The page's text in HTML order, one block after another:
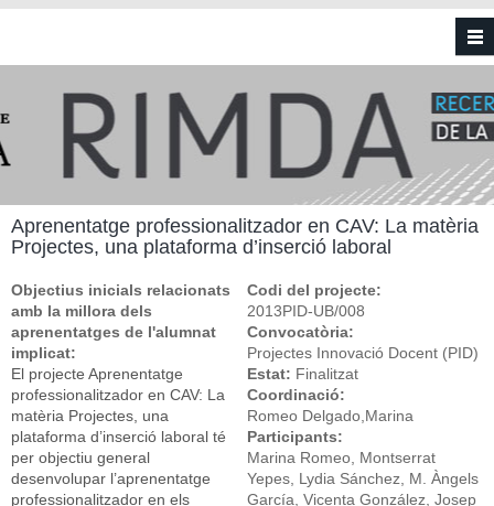
Vés al contingut
Aprenentatge professionalitzador en CAV: La matèria
Projectes, una plataforma d’inserció laboral
Objectius inicials relacionats
amb la millora dels
aprenentatges de l'alumnat
implicat:
El projecte Aprenentatge
professionalitzador en CAV: La
matèria Projectes, una
plataforma d’inserció laboral té
per objectiu general
desenvolupar l’aprenentatge
professionalitzador en els
Codi del projecte:
2013PID-UB/008
Convocatòria:
Projectes Innovació Docent (PID)
Estat: Finalitzat
Coordinació:
Romeo Delgado,Marina
Participants:
Marina Romeo, Montserrat
Yepes, Lydia Sánchez, M. Àngels
García, Vicenta González, Josep